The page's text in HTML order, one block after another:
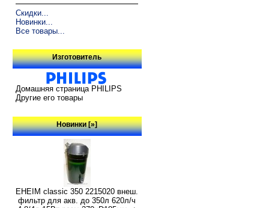
Скидки...
Новинки...
Все товары...
Изготовитель
Домашняя страница PHILIPS
Другие его товары
Новинки [»]
EHEIM classic 350 2215020 внеш.
фильтр для акв. до 350л 620л/ч